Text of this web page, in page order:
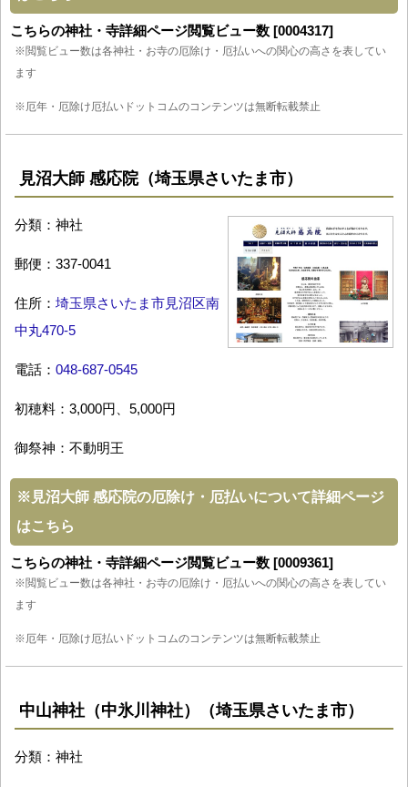
こちらの神社・寺詳細ページ閲覧ビュー数 [0004317]
※閲覧ビュー数は各神社・お寺の厄除け・厄払いへの関心の高さを表してい
ます
※厄年・厄除け厄払いドットコムのコンテンツは無断転載禁止
見沼大師 感応院（埼玉県さいたま市）
分類：神社
郵便：337-0041
住所： 埼玉県さいたま市見沼区南
中丸470-5
電話： 048-687-0545
初穂料：3,000円、5,000円
御祭神：不動明王
※ 見沼大師 感応院の厄除け・厄払いについて詳細ページ
はこちら
こちらの神社・寺詳細ページ閲覧ビュー数 [0009361]
※閲覧ビュー数は各神社・お寺の厄除け・厄払いへの関心の高さを表してい
ます
※厄年・厄除け厄払いドットコムのコンテンツは無断転載禁止
中山神社（中氷川神社）（埼玉県さいたま市）
分類：神社